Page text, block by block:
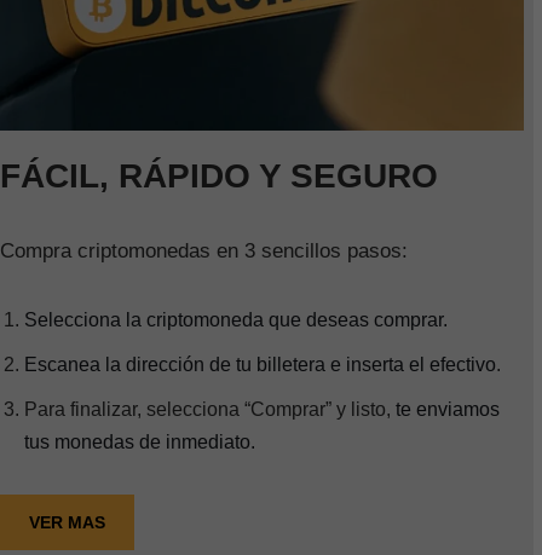
FÁCIL, RÁPIDO Y SEGURO
Compra criptomonedas en 3 sencillos pasos:
Selecciona la criptomoneda que deseas comprar.
Escanea la dirección de tu billetera e inserta el efectivo.
Para finalizar, selecciona “Comprar” y listo, te enviamos
tus monedas de inmediato.
VER MAS